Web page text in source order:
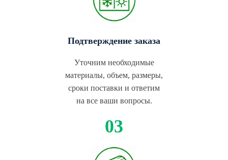
Подтверждение заказа
Уточним необходимые
материалы, объем, размеры,
сроки поставки и ответим
на все ваши вопросы.